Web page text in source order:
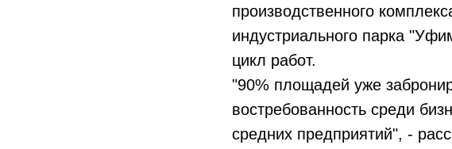
производственного
индустриального парка
цикл работ.
"90% площадей уже
востребованность среди
средних предприятий", -